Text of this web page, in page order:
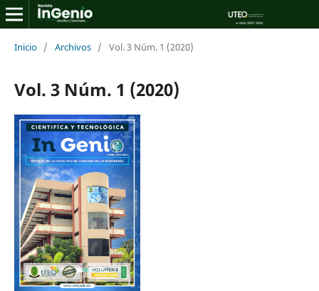
Inicio / Archivos / Vol. 3 Núm. 1 (2020)
Vol. 3 Núm. 1 (2020)